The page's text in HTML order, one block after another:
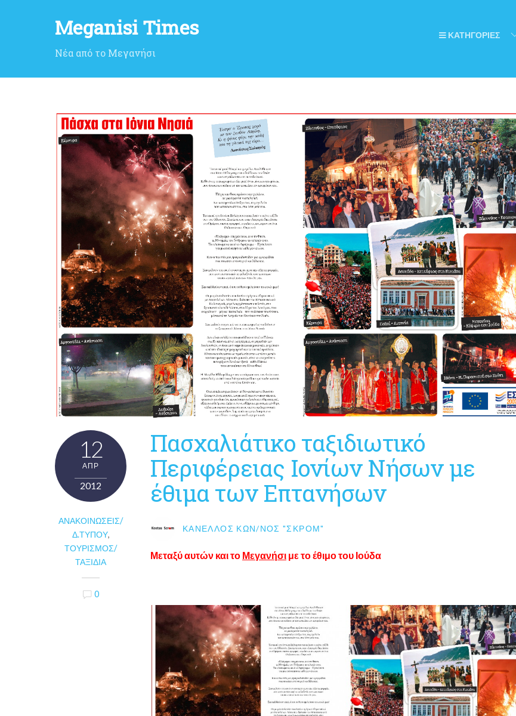
Meganisi Times
Νέα από το Μεγανήσι
ΚΑΤΗΓΟΡΙΕΣ
12
ΑΠΡ
2012
ΑΝΑΚΟΙΝΏΣΕΙΣ/
Δ.ΤΎΠΟΥ,
ΤΟΥΡΙΣΜΌΣ/
ΤΑΞΊΔΙΑ
0
Πασχαλιάτικο ταξιδιωτικό
Περιφέρειας Ιονίων Νήσων με
έθιμα των Επτανήσων
ΚΑΝΈΛΛΟΣ ΚΩΝ/ΝΟΣ "ΣΚΡΟΜ"
Μεταξύ αυτών και το Μεγανήσι με το έθιμο του Ιούδα